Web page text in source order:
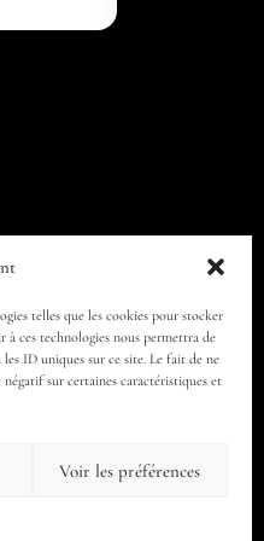
telles que les cookies pour stocker
ces technologies nous permettra de
ID uniques sur ce site. Le fait de ne
sur certaines caractéristiques et
Voir les préférences